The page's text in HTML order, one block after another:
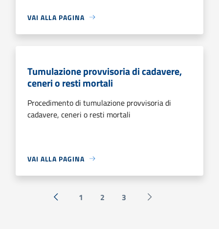
VAI ALLA PAGINA
Tumulazione provvisoria di cadavere,
ceneri o resti mortali
Procedimento di tumulazione provvisoria di
cadavere, ceneri o resti mortali
VAI ALLA PAGINA
« Precedente
1 2 3 Successiva »